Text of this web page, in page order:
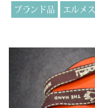
ブランド品 エルメス